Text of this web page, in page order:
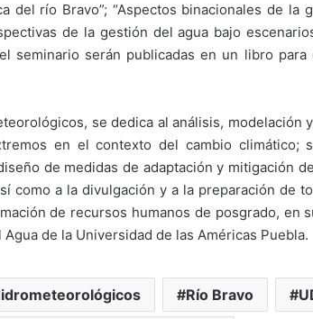
del río Bravo”; “Aspectos binacionales de la
de la gestión del agua bajo
seminario serán publicadas en un libro para
se dedica al análisis, modelación
en el contexto del cambio climático;
de medidas de adaptación y mitigación
como a la divulgación y a la preparación de
de recursos humanos de posgrado, en
de la Universidad de las Américas Puebla.
Río Bravo